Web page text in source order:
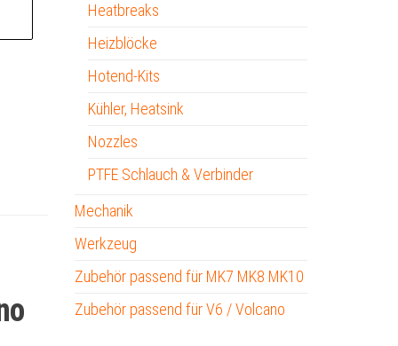
Heatbreaks
Heizblöcke
Hotend-Kits
Kühler, Heatsink
Nozzles
PTFE Schlauch & Verbinder
Mechanik
Werkzeug
Zubehör passend für MK7 MK8 MK10
Zubehör passend für V6 / Volcano